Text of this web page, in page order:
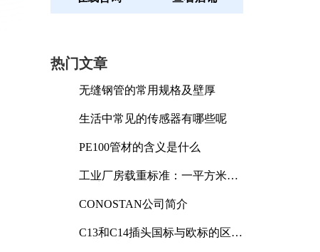
热门文章
无缝钢管的常用规格及壁厚
生活中常见的传感器有哪些呢
PE100管材的含义是什么
工业厂房载重标准：一平方米能
CONOSTAN公司简介
C13和C14插头国标与欧标的区别